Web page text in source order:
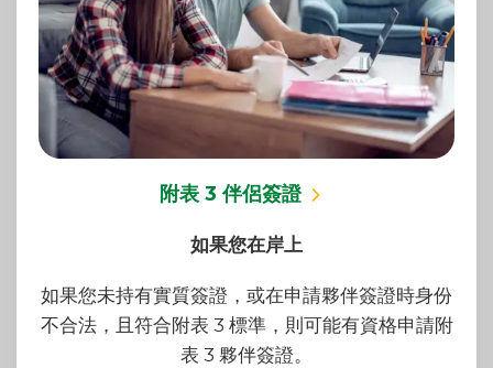
附表 3 伴侶簽證
如果您在岸上
如果您未持有實質簽證，或在申請夥伴簽證時身份
不合法，且符合附表 3 標準，則可能有資格申請附
表 3 夥伴簽證。